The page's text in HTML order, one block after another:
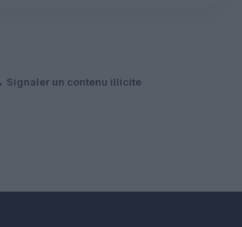
Signaler un contenu illicite